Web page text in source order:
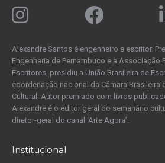
Alexandre Santos é engenheiro e escritor.
Engenharia de Pernambuco e a Associação
Escritores, presidiu a União Brasileira de
coordenação nacional da Câmara Brasileira
Cultural. Autor premiado com livros
Alexandre é o editor geral do semanário
diretor-geral do canal ‘Arte Agora’.
Institucional